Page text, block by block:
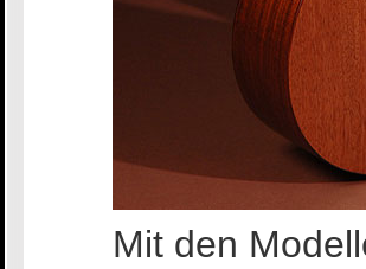
Mit den